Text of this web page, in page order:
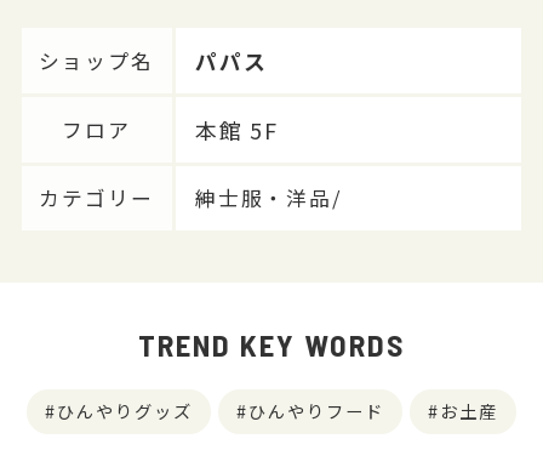
ショップ名 パパス
フロア 本館 5F
カテゴリー 紳士服・洋品/
TREND KEY WORDS
ひんやりグッズ ひんやりフード お土産